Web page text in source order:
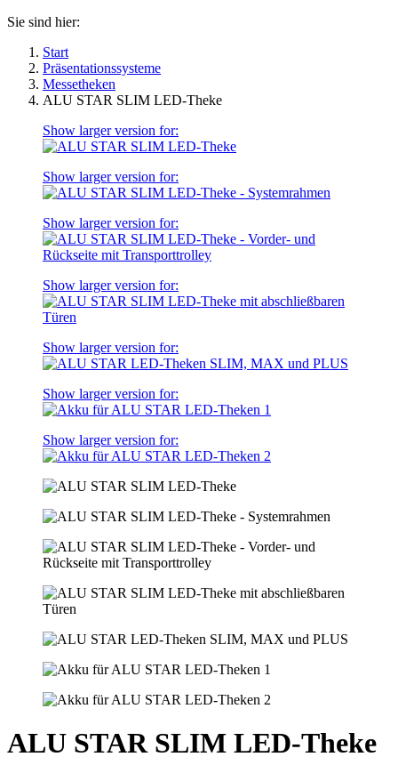
Sie sind hier:
Start
Präsentationssysteme
Messetheken
ALU STAR SLIM LED-Theke
Show larger version for:
Show larger version for:
Show larger version for:
Show larger version for:
Show larger version for:
Show larger version for:
Show larger version for:
ALU STAR SLIM LED-Theke